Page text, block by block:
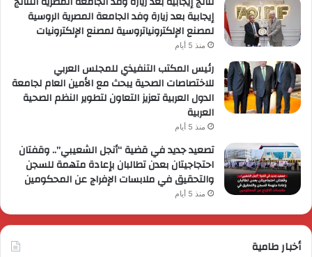
إيجابية بعد زيارة وفد الجامعة المصرية الروسية
لمصنع الإلكترونياتروسية لمصنع الإلكترونيات
منذ 5 أيام
رئيس المكتب التنفيذي للمجلس العربي
للاختصاصات الصحية يبحث مع الأمين العام لجامعة
الدول العربية تعزيز التعاون لتطوير النظم الصحية
العربية
منذ 5 أيام
تصعيد جديد في قضية “أنجل الشعيبي”.. وقفتان
احتجاجيتان بعدن تطالبان بإعادة متهمة للسجن
والتحقيق في ملابسات الإفراج عن المحكومين
منذ 5 أيام
أخبار طامية